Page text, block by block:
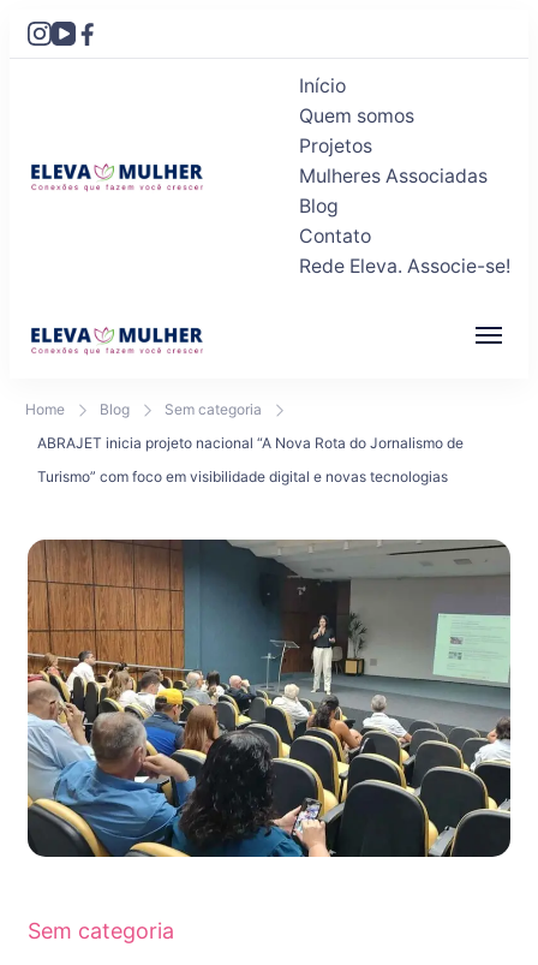
Eleva Mulher
Conexões que fazem você crescer
Início
Quem somos
Projetos
Mulheres Associadas
Blog
Contato
Rede Eleva. Associe-se!
Home Blog
Sem categoria
ABRAJET inicia projeto nacional “A Nova Rota do Jornalismo de
Turismo” com foco em visibilidade digital e novas tecnologias
Sem categoria